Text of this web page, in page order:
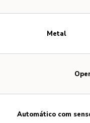
Metal
Automático com